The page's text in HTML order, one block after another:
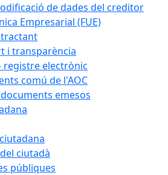
de dades del creditor
Empresarial (FUE)
i transparència
registre electrònic
comú de l'AOC
emesos
ciutadà
públiques